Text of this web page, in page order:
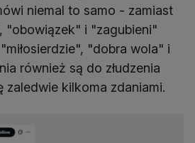
niemal to samo - zamiast
"obowiązek" i "zagubieni"
"dobra wola" i
również są do złudzenia
zaledwie kilkoma zdaniami.